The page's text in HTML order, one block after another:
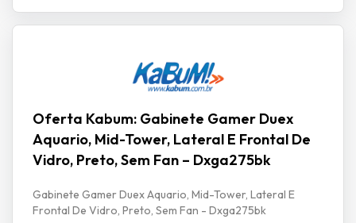
Oferta Kabum: Gabinete Gamer Duex
Aquario, Mid-Tower, Lateral E Frontal De
Vidro, Preto, Sem Fan – Dxga275bk
Gabinete Gamer Duex Aquario, Mid-Tower, Lateral E
Frontal De Vidro, Preto, Sem Fan - Dxga275bk